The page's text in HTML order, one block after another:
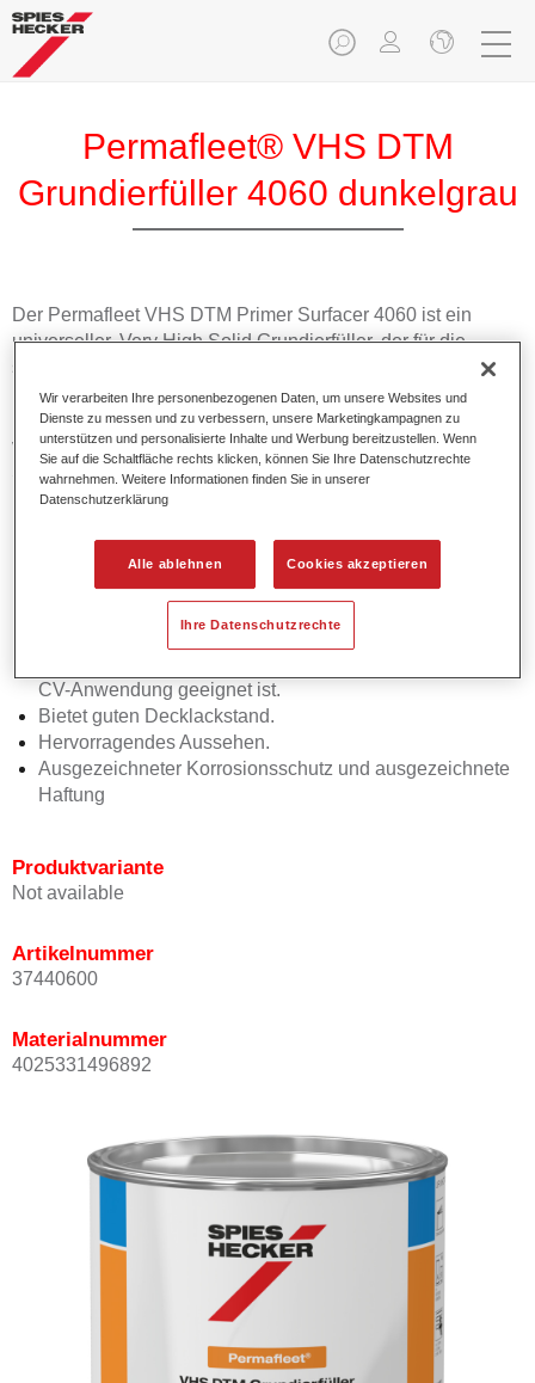
Permafleet® VHS DTM
Grundierfüller 4060 dunkelgrau
Der Permafleet VHS DTM Primer Surfacer 4060 ist ein
universeller, Very High Solid Grundierfüller, der für die
schnelle, effektive und effiziente Reparaturlackierung von
Nutzfahrzeugen entwickelt wurde. Geeignet für den direkten
Einsatz auf verschiedenen Metallsubstraten. Diese
vielseitige Grundierung kann als Nass-in-Nass und als
Schleiffüller verwendet werden.
VOC-konform.
Vielseitiger Grundierlack für ein breites Einsatzgebiet.
CV-Anwendung geeignet ist.
Bietet guten Decklackstand.
Hervorragendes Aussehen.
Ausgezeichneter Korrosionsschutz und ausgezeichnete
Haftung
Produktvariante
Not available
Artikelnummer
37440600
Materialnummer
4025331496892
Wir verarbeiten Ihre personenbezogenen Daten, um unsere Websites und
Dienste zu messen und zu verbessern, unsere Marketingkampagnen zu
unterstützen und personalisierte Inhalte und Werbung bereitzustellen. Wenn
Sie auf die Schaltfläche rechts klicken, können Sie Ihre Datenschutzrechte
wahrnehmen. Weitere Informationen finden Sie in unserer
Datenschutzerklärung
Alle ablehnen Cookies akzeptieren
Ihre Datenschutzrechte